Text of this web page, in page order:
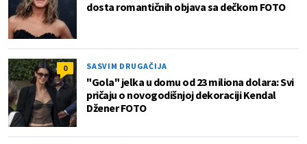
dosta romantičnih objava sa dečkom FOTO
0 SASVIM DRUGAČIJA
"Gola" jelka u domu od 23 miliona dolara: Svi
pričaju o novogodišnjoj dekoraciji Kendal
Džener FOTO